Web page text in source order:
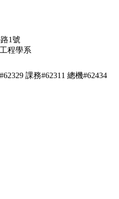
1號
程學系
課務#62311 總機#62434